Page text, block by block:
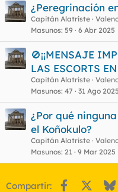
¿Peregrinación
Capitán Alatriste
Masunos 59 6 Abr 2025
🚫¡¡MENSAJE
LAS ESCORTS
Capitán Alatriste
Masunos 47 31 Ago 2025
¿Por qué
el Koñokulo?
Capitán Alatriste
Masunos 21 9 Mar 2025
Compartir: Facebook